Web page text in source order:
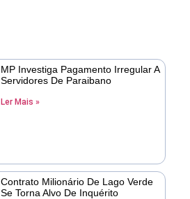
MP Investiga Pagamento Irregular A
Servidores De Paraibano
Ler Mais »
Contrato Milionário De Lago Verde
Se Torna Alvo De Inquérito